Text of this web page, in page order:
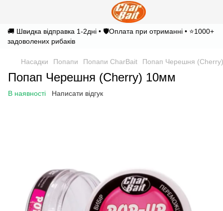
🚚 Швидка відправка 1-2дні • 🛡️Оплата при отриманні • ⭐1000+
задоволених рибаків
Насадки Попапи Попапи CharBait Попап Черешня
Попап Черешня (Cherry) 10мм
В наявності Написати відгук